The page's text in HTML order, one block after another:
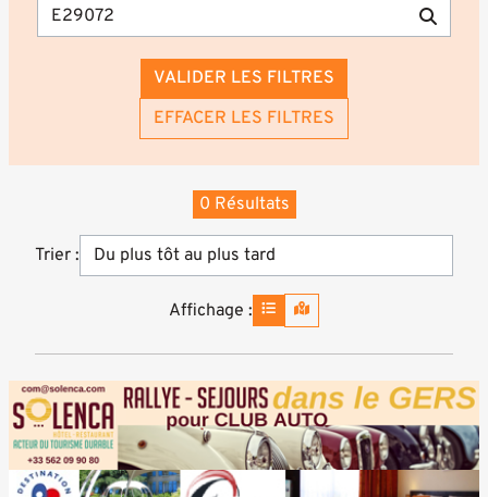
VALIDER LES FILTRES
EFFACER LES FILTRES
Trier :
0 Résultats
Affichage :